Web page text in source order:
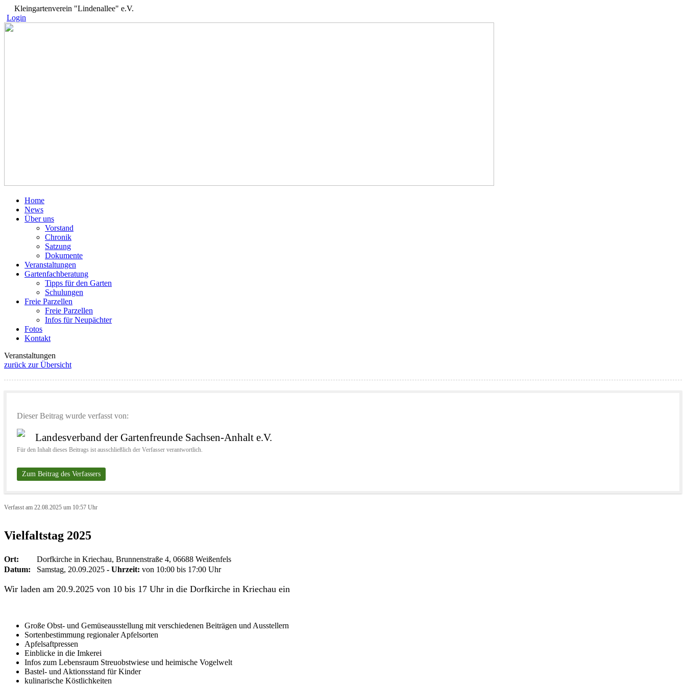
Kleingartenverein "Lindenallee" e.V.
Login
Home
News
Über uns
Vorstand
Chronik
Satzung
Dokumente
Veranstaltungen
Gartenfachberatung
Tipps für den Garten
Schulungen
Freie Parzellen
Freie Parzellen
Infos für Neupächter
Fotos
Kontakt
Veranstaltungen
zurück zur Übersicht
Dieser Beitrag wurde verfasst von:
Landesverband der Gartenfreunde Sachsen-Anhalt e.V.
Für den Inhalt dieses Beitrags ist ausschließlich der Verfasser verantwortlich.
Zum Beitrag des Verfassers
Verfasst am 22.08.2025 um 10:57 Uhr
Vielfaltstag 2025
Ort:
Dorfkirche in Kriechau, Brunnenstraße 4, 06688 Weißenfels
Datum:
Samstag, 20.09.2025 - Uhrzeit: von 10:00 bis 17:00 Uhr
Wir laden am 20.9.2025 von 10 bis 17 Uhr in die Dorfkirche in Kriechau ein
Große Obst- und Gemüseausstellung mit verschiedenen Beiträgen und Ausstellern
Sortenbestimmung regionaler Apfelsorten
Apfelsaftpressen
Einblicke in die Imkerei
Infos zum Lebensraum Streuobstwiese und heimische Vogelwelt
Bastel- und Aktionsstand für Kinder
kulinarische Köstlichkeiten